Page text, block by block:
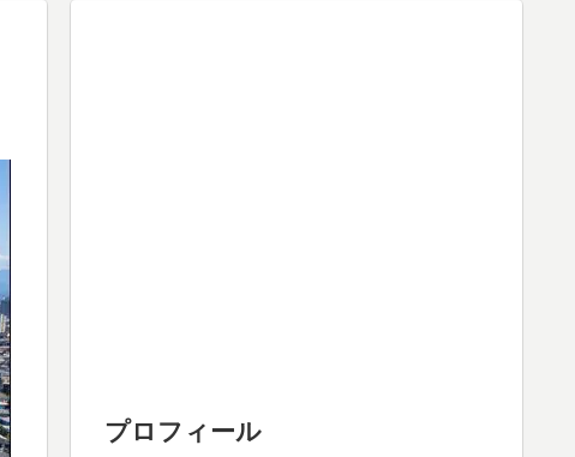
プロフィール